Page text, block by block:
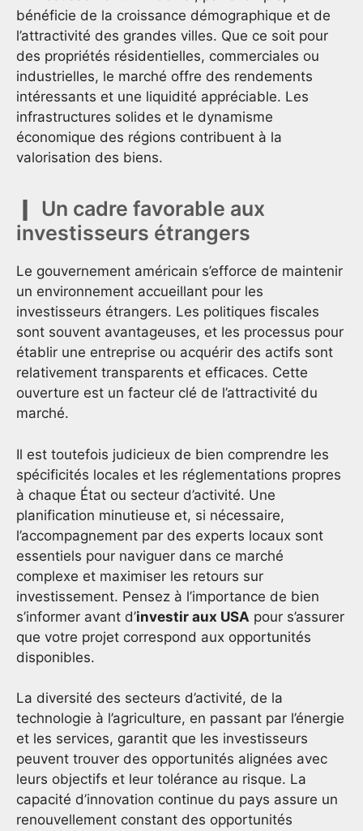
bénéficie de la croissance démographique et de
l’attractivité des grandes villes. Que ce soit pour
des propriétés résidentielles, commerciales ou
industrielles, le marché offre des rendements
intéressants et une liquidité appréciable. Les
infrastructures solides et le dynamisme
économique des régions contribuent à la
valorisation des biens.
Un cadre favorable aux
investisseurs étrangers
Le gouvernement américain s’efforce de maintenir
un environnement accueillant pour les
investisseurs étrangers. Les politiques fiscales
sont souvent avantageuses, et les processus pour
établir une entreprise ou acquérir des actifs sont
relativement transparents et efficaces. Cette
ouverture est un facteur clé de l’attractivité du
marché.
Il est toutefois judicieux de bien comprendre les
spécificités locales et les réglementations propres
à chaque État ou secteur d’activité. Une
planification minutieuse et, si nécessaire,
l’accompagnement par des experts locaux sont
essentiels pour naviguer dans ce marché
complexe et maximiser les retours sur
investissement. Pensez à l’importance de bien
s’informer avant d’investir aux USA pour s’assurer
que votre projet correspond aux opportunités
disponibles.
La diversité des secteurs d’activité, de la
technologie à l’agriculture, en passant par l’énergie
et les services, garantit que les investisseurs
peuvent trouver des opportunités alignées avec
leurs objectifs et leur tolérance au risque. La
capacité d’innovation continue du pays assure un
renouvellement constant des opportunités